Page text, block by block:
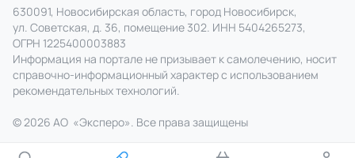
630091, Новосибирская область, город Новосибирск,
ул. Советская, д. 36, помещение 302. ИНН 5404265273,
ОГРН 1225400003883
Информация на портале не призывает к самолечению, носит
справочно‑информационный характер с использованием
рекомендательных технологий.
© 2026 АО «Эксперо». Все права защищены